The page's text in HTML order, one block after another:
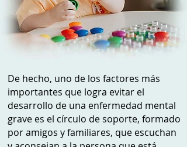
De hecho, uno de los factores más
importantes que logra evitar el
desarrollo de una enfermedad mental
grave es el círculo de soporte, formado
por amigos y familiares, que escuchan